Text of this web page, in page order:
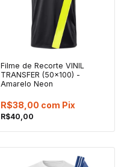
Filme de Recorte VINIL
TRANSFER (50x100) -
Amarelo Neon
R$40,00
R$38,00 com Pix